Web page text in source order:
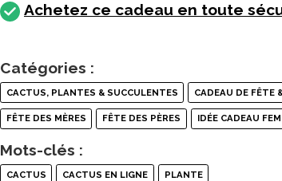
Achetez ce cadeau en toute
Catégories :
CACTUS, PLANTES & SUCCULENTES CADEAU DE FÊTE
FÊTE DES MÈRES FÊTE DES PÈRES IDÉE CADEAU
Mots-clés :
CACTUS CACTUS EN LIGNE PLANTE